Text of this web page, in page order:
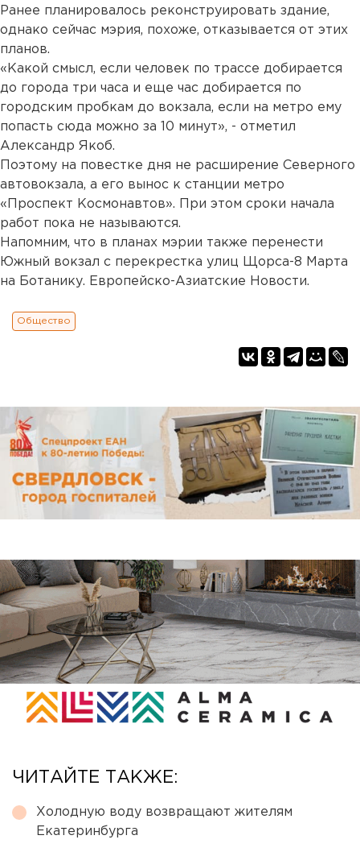
Ранее планировалось реконструировать здание,
однако сейчас мэрия, похоже, отказывается от этих
планов.
«Какой смысл, если человек по трассе добирается
до города три часа и еще час добирается по
городским пробкам до вокзала, если на метро ему
попасть сюда можно за 10 минут», - отметил
Александр Якоб.
Поэтому на повестке дня не расширение Северного
автовокзала, а его вынос к станции метро
«Проспект Космонавтов». При этом сроки начала
работ пока не называются.
Напомним, что в планах мэрии также перенести
Южный вокзал с перекрестка улиц Щорса-8 Марта
на Ботанику. Европейско-Азиатские Новости.
Общество
ЧИТАЙТЕ ТАКЖЕ:
Холодную воду возвращают жителям
Екатеринбурга